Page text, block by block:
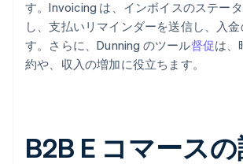
す。Invoicing は、インボイスのステー
し、支払いリマインダーを送信し、入
す。さらに、Dunning のツール督促は、
約や、収入の増加に役立ちます。
B2B E コマース